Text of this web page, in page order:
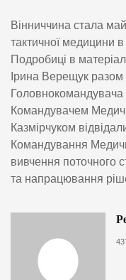
Вінниччина стала
тактичної медицини
Подробиці в
Ірина Верещук разом
Командувачем
Казмірчуком
Командування
вивчення поточного
та напрацювання